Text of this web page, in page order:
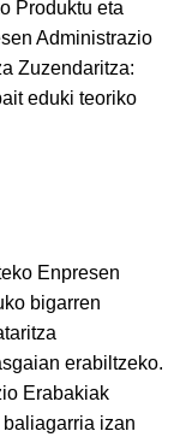
Produktu eta
Administrazio
Zuzendaritza:
eduki teoriko
Enpresen
bigarren
erabiltzeko.
Erabakiak
izan